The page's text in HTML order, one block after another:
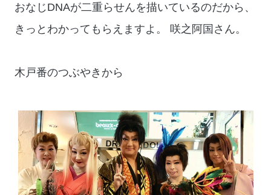
おなじDNAが二重らせんを描いているのだから、
きっとわかってもらえますよ。 咲之阿国さん。
木戸番のつぶやきから